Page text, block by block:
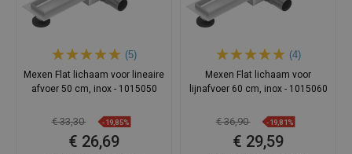
(5)
Mexen Flat lichaam voor lineaire
afvoer 50 cm, inox - 1015050
€ 33,30 -19,85%
€ 26,69
(4)
Mexen Flat lichaam voor
lijnafvoer 60 cm, inox - 1015060
€ 36,90 -19,81%
€ 29,59